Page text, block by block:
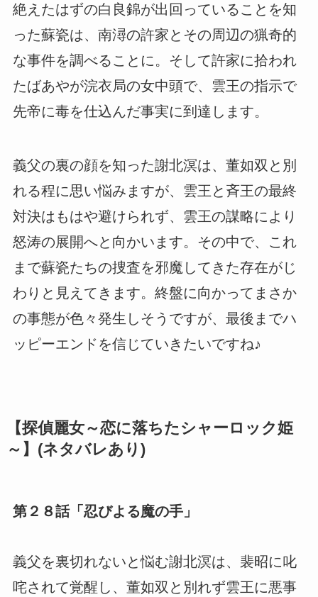
絶えたはずの白良錦が出回っていることを知
った蘇瓷は、南潯の許家とその周辺の猟奇的
な事件を調べることに。そして許家に拾われ
たばあやが浣衣局の女中頭で、雲王の指示で
先帝に毒を仕込んだ事実に到達します。
義父の裏の顔を知った謝北溟は、董如双と別
れる程に思い悩みますが、雲王と斉王の最終
対決はもはや避けられず、雲王の謀略により
怒涛の展開へと向かいます。その中で、これ
まで蘇瓷たちの捜査を邪魔してきた存在がじ
わりと見えてきます。終盤に向かってまさか
の事態が色々発生しそうですが、最後までハ
ッピーエンドを信じていきたいですね♪
【探偵麗女～恋に落ちたシャーロック姫
～】(ネタバレあり)
第２８話「忍びよる魔の手」
義父を裏切れないと悩む謝北溟は、裴昭に叱
咤されて覚醒し、董如双と別れず雲王に悪事